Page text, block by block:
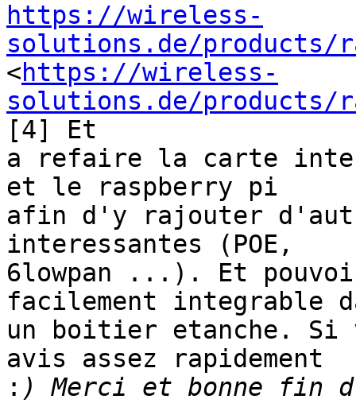
https://wireless-
solutions.de/products/
<https://wireless-
solutions.de/products/
[4] Et
a refaire la carte
et le raspberry pi
afin d'y rajouter
interessantes (POE,
6lowpan ...). Et
facilement integrable
un boitier etanche. Si
avis assez rapidement
: